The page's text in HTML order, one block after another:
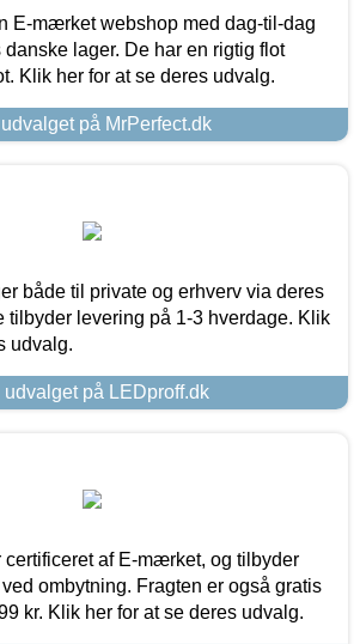
E-mærket webshop med dag-til-dag
danske lager. De har en rigtig flot
Klik her for at se deres udvalg.
på MrPerfect.dk
både til private og erhverv via deres
tilbyder levering på 1-3 hverdage. Klik
udvalg.
udvalget på LEDproff.dk
certificeret af E-mærket, og tilbyder
ombytning. Fragten er også gratis
kr. Klik her for at se deres udvalg.